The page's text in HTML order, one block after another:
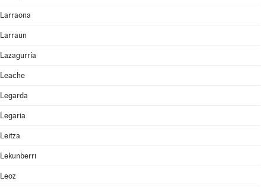
Larraona
Larraun
Lazagurría
Leache
Legarda
Legaria
Leitza
Lekunberri
Leoz